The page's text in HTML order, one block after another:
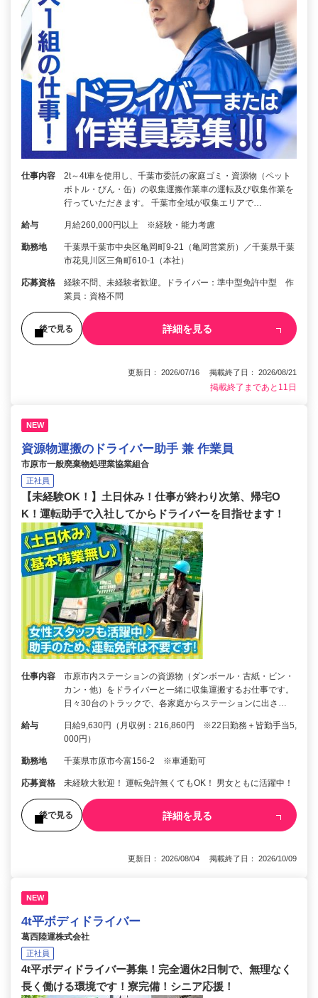
仕事内容
2t～4t車を使用し、千葉市委託の家庭ゴミ・資源物（ペット
ボトル・びん・缶）の収集運搬作業車の運転及び収集作業を
行っていただきます。 千葉市全域が収集エリアで…
給与 月給260,000円以上 ※経験・能力考慮
勤務地
千葉県千葉市中央区亀岡町9-21（亀岡営業所）／千葉県千葉
市花見川区三角町610-1（本社）
応募資格
経験不問、未経験者歓迎。ドライバー：準中型免許中型 作
業員：資格不問
後で見る 詳細を見る
更新日： 2026/07/16 掲載終了日： 2026/08/21
掲載終了まであと11日
NEW
資源物運搬のドライバー助手 兼 作業員
市原市一般廃棄物処理業協業組合
正社員
【未経験OK！】土日休み！仕事が終わり次第、帰宅O
K！運転助手で入社してからドライバーを目指せます！
仕事内容
市原市内ステーションの資源物（ダンボール・古紙・ビン・
カン・他）をドライバーと一緒に収集運搬するお仕事です。
日々30台のトラックで、各家庭からステーションに出さ…
給与
日給9,630円（月収例：216,860円 ※22日勤務＋皆勤手当5,
000円）
勤務地 千葉県市原市今富156-2 ※車通勤可
応募資格 未経験大歓迎！ 運転免許無くてもOK！ 男女ともに活躍中！
後で見る 詳細を見る
更新日： 2026/08/04 掲載終了日： 2026/10/09
NEW
4t平ボディドライバー
葛西陸運株式会社
正社員
4t平ボディドライバー募集！完全週休2日制で、無理なく
長く働ける環境です！寮完備！シニア応援！